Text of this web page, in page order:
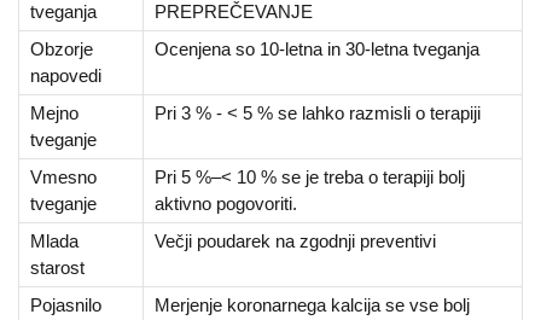
tveganja
PREPREČEVANJE
Obzorje
napovedi
Ocenjena so 10-letna in 30-letna tveganja
Mejno
tveganje
Pri 3 % - < 5 % se lahko razmisli o terapiji
Vmesno
tveganje
Pri 5 %–< 10 % se je treba o terapiji bolj
aktivno pogovoriti.
Mlada
starost
Večji poudarek na zgodnji preventivi
Pojasnilo
Merjenje koronarnega kalcija se vse bolj